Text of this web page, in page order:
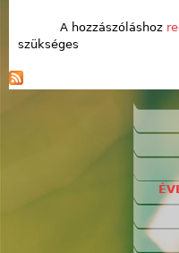
A hozzászóláshoz
szükséges